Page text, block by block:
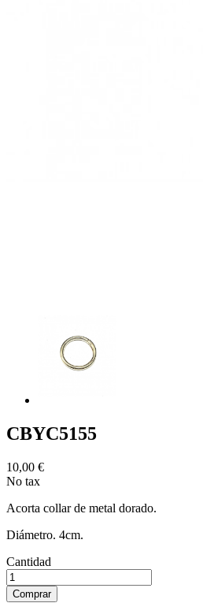
CBYC5155
10,00 €
No tax
Acorta collar de metal dorado.
Diámetro. 4cm.
Cantidad
Comprar